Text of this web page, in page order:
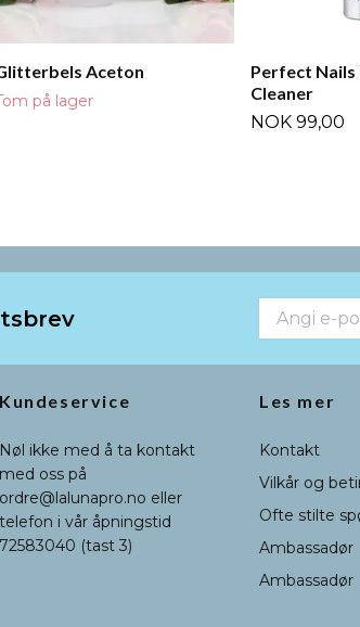
Aceton
på lager
Perfect Nails
Cleaner
NOK 99,00
Kundeservice
Nøl ikke med å ta kontakt
med oss på
ordre@lalunapro.no eller
telefon i vår åpningstid
72583040 (tast 3)
Les mer
Kontakt
Vilkår og
Ofte stilte
Ambassadør
Ambassadør